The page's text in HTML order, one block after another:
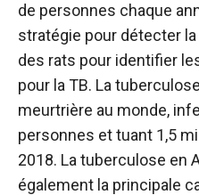
de personnes chaque
stratégie pour détecter
des rats pour identifier
pour la TB. La
meurtrière au monde,
personnes et tuant 1,5
2018. La tuberculose en
également la principale